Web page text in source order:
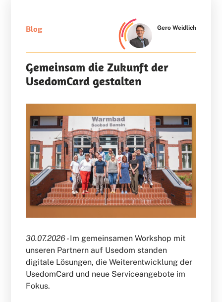
Blog Gero Weidlich
Gemeinsam die Zukunft der
UsedomCard gestalten
30.07.2026 -Im gemeinsamen Workshop mit
unseren Partnern auf Usedom standen
digitale Lösungen, die Weiterentwicklung der
UsedomCard und neue Serviceangebote im
Fokus.